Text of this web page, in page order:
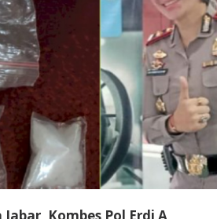
Kombes Pol Erdi A